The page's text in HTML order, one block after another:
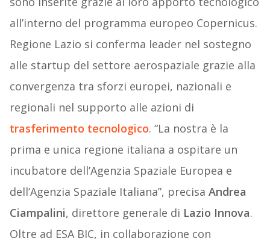
all’interno del programma europeo Copernicus.
Regione Lazio si conferma leader nel sostegno
alle startup del settore aerospaziale grazie alla
convergenza tra sforzi europei, nazionali e
regionali nel supporto alle azioni di
trasferimento tecnologico. “La nostra è la
prima e unica regione italiana a ospitare un
incubatore dell’Agenzia Spaziale Europea e
dell’Agenzia Spaziale Italiana”, precisa Andrea
Ciampalini, direttore generale di Lazio Innova.
Oltre ad ESA BIC, in collaborazione con